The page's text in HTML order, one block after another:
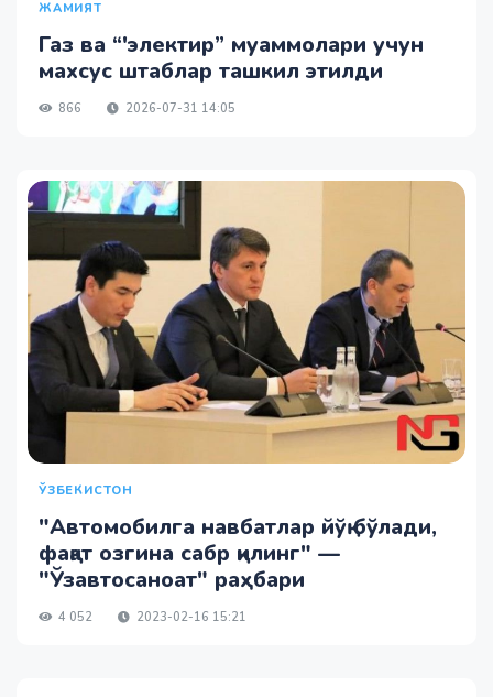
ЖАМИЯТ
Газ ва “'электир” муаммолари учун
махсус штаблар ташкил этилди
866 2026-07-31 14:05
ЎЗБЕКИСТОН
"Автомобилга навбатлар йўқ бўлади,
фақат озгина сабр қилинг" —
"Ўзавтосаноат" раҳбари
4 052 2023-02-16 15:21